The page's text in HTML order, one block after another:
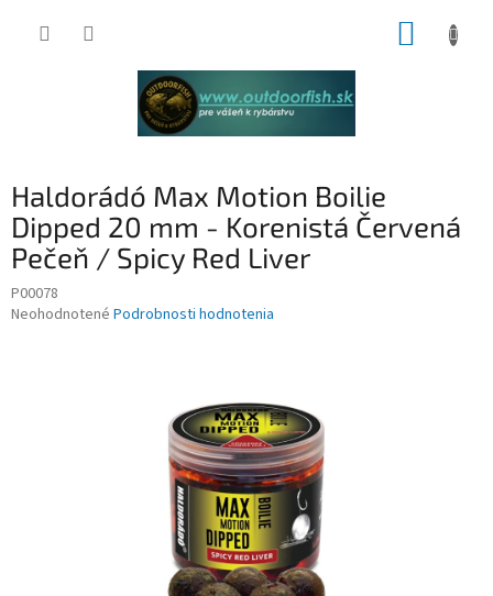
Haldorádó Max Motion Boilie
Dipped 20 mm - Korenistá Červená
Pečeň / Spicy Red Liver
P00078
Priemerné
Neohodnotené Podrobnosti hodnotenia